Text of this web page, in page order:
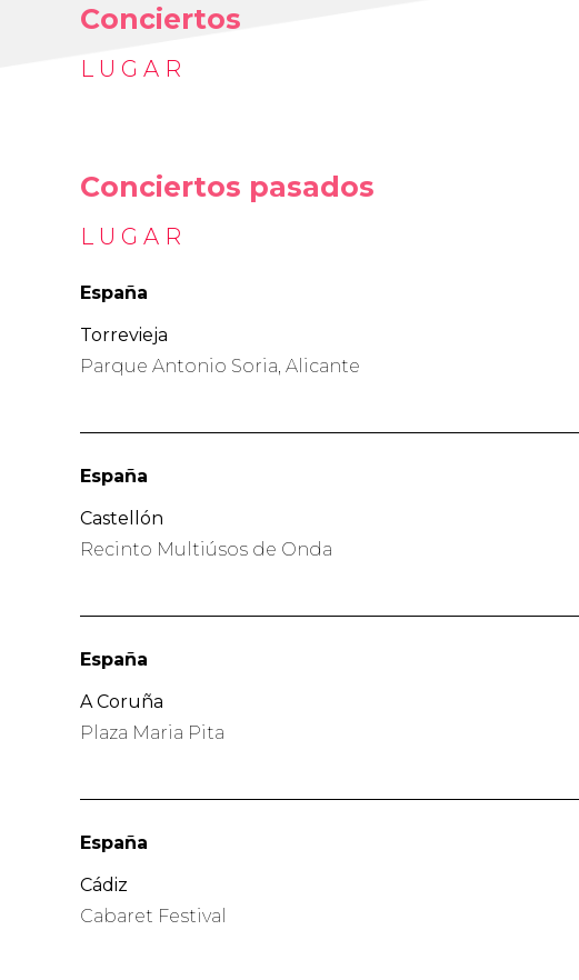
Conciertos
LUGAR
Conciertos pasados
LUGAR
España
Torrevieja
Parque Antonio Soria, Alicante
España
Castellón
Recinto Multiúsos de Onda
España
A Coruña
Plaza Maria Pita
España
Cádiz
Cabaret Festival